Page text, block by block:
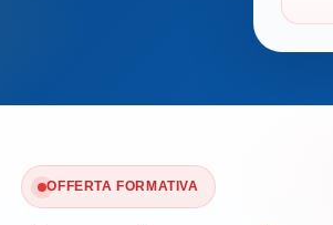
OFFERTA FORMATIVA